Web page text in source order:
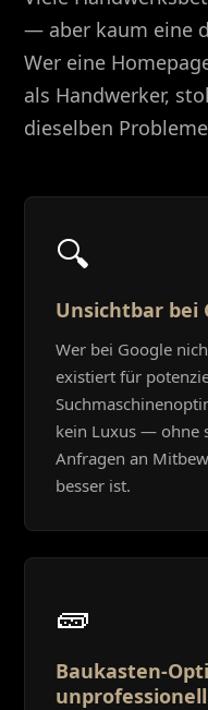
— aber kaum eine
Wer eine
als Handwerker,
dieselben
🔍
Unsichtbar bei
Wer bei Google
existiert für
kein Luxus — ohne
Anfragen an
besser ist.
🧱
Baukasten-
unprofessionell